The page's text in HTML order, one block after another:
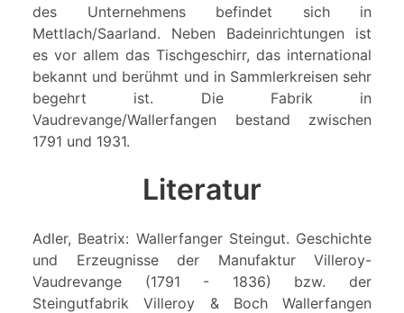
des Unternehmens befindet sich in
Mettlach/Saarland. Neben Badeinrichtungen ist
es vor allem das Tischgeschirr, das international
bekannt und berühmt und in Sammlerkreisen sehr
begehrt ist. Die Fabrik in
Vaudrevange/Wallerfangen bestand zwischen
1791 und 1931.
Literatur
Adler, Beatrix: Wallerfanger Steingut. Geschichte
und Erzeugnisse der Manufaktur Villeroy-
Vaudrevange (1791 - 1836) bzw. der
Steingutfabrik Villeroy & Boch Wallerfangen